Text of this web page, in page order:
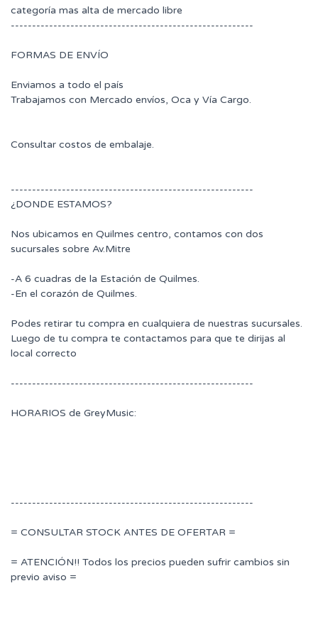
categoría mas alta de mercado libre
---------------------------------------------------------
FORMAS DE ENVÍO
Enviamos a todo el país
Trabajamos con Mercado envíos, Oca y Vía Cargo.
Consultar costos de embalaje.
---------------------------------------------------------
¿DONDE ESTAMOS?
Nos ubicamos en Quilmes centro, contamos con dos
sucursales sobre Av.Mitre
-A 6 cuadras de la Estación de Quilmes.
-En el corazón de Quilmes.
Podes retirar tu compra en cualquiera de nuestras sucursales.
Luego de tu compra te contactamos para que te dirijas al
local correcto
---------------------------------------------------------
HORARIOS de GreyMusic:
---------------------------------------------------------
= CONSULTAR STOCK ANTES DE OFERTAR =
= ATENCIÓN!! Todos los precios pueden sufrir cambios sin
previo aviso =